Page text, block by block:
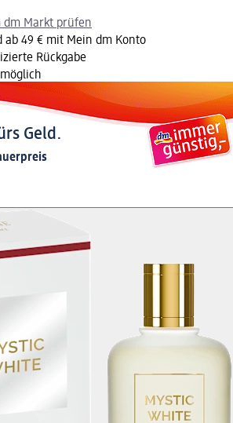
dm Markt prüfen
ab 49 € mit Mein dm Konto
Rückgabe
Geld.